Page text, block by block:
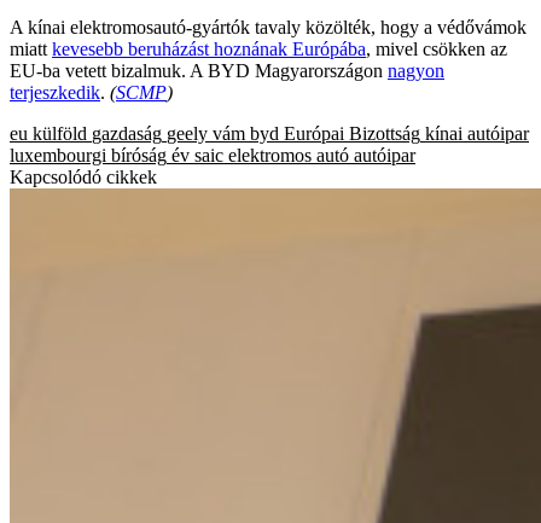
A kínai elektromosautó-gyártók tavaly közölték, hogy a védővámok
miatt kevesebb beruházást hoznának Európába, mivel csökken az
EU-ba vetett bizalmuk. A BYD Magyarországon nagyon
terjeszkedik. (SCMP)
eu külföld gazdaság geely vám byd Európai Bizottság kínai autóipar
luxembourgi bíróság év saic elektromos autó autóipar
Kapcsolódó cikkek